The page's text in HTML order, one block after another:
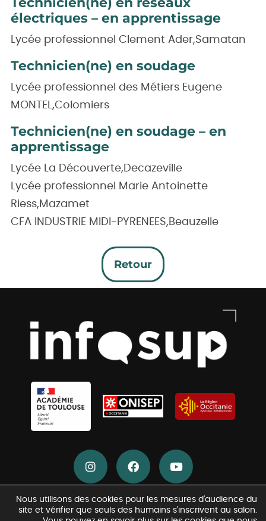
électriques – en apprentissage
Lycée professionnel Clement Ader,Samatan
Technicien(ne) en soudage
Lycée professionnel des Métiers Eugene
MONTEL,Colomiers
Technicien(ne) en soudage – en
apprentissage
Lycée La Découverte,Decazeville
Lycée professionnel Marie Antoinette
Riess,Mazamet
CFA INDUSTRIE MIDI-PYRENEES,Beauzelle
Retour
2024 / 2025 –Académie de Toulouse –Crédits–Mentions légales
& RGPD
Nous utilisons des cookies pour les mesures d'audience du
site et vérifier que seuls des humains s'inscrivent au salon.